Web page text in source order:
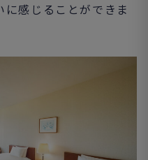
感じることができま